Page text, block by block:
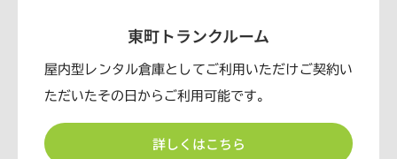
東町トランクルーム
屋内型レンタル倉庫としてご利用いただけご契約い
ただいたその日からご利用可能です。
詳しくはこちら